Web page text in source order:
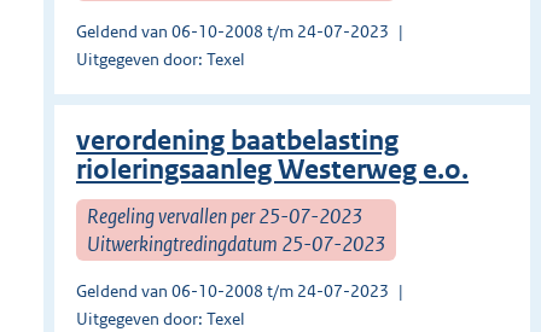
Geldend van 06-10-2008 t/m 24-07-2023
Uitgegeven door: Texel
verordening baatbelasting
rioleringsaanleg Westerweg e.o.
Regeling vervallen per 25-07-2023
Uitwerkingtredingdatum 25-07-2023
Geldend van 06-10-2008 t/m 24-07-2023
Uitgegeven door: Texel